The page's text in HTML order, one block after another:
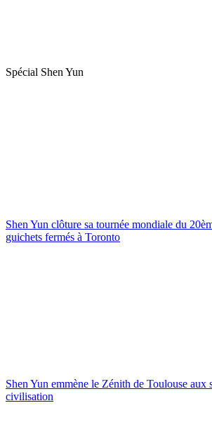
Spécial Shen Yun
Shen Yun clôture sa tournée mondiale du
guichets fermés à Toronto
Shen Yun emmène le Zénith de Toulouse aux
civilisation